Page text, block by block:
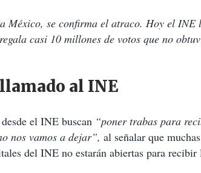
México, se confirma el atraco. Hoy el INE
casi 10 millones de votos que no
al INE
el INE buscan “poner trabas para
nos vamos a dejar”, al señalar que
del INE no estarán abiertas para recibir